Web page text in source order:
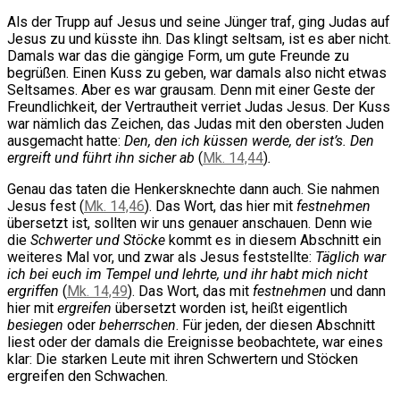
Als der Trupp auf Jesus und seine Jünger traf, ging Judas auf
Jesus zu und küsste ihn. Das klingt seltsam, ist es aber nicht.
Damals war das die gängige Form, um gute Freunde zu
begrüßen. Einen Kuss zu geben, war damals also nicht etwas
Seltsames. Aber es war grausam. Denn mit einer Geste der
Freundlichkeit, der Vertrautheit verriet Judas Jesus. Der Kuss
war nämlich das Zeichen, das Judas mit den obersten Juden
ausgemacht hatte: Den, den ich küssen werde, der ist’s. Den
ergreift und führt ihn sicher ab (Mk. 14,44).
Genau das taten die Henkersknechte dann auch. Sie nahmen
Jesus fest (Mk. 14,46). Das Wort, das hier mit festnehmen
übersetzt ist, sollten wir uns genauer anschauen. Denn wie
die Schwerter und Stöcke kommt es in diesem Abschnitt ein
weiteres Mal vor, und zwar als Jesus feststellte: Täglich war
ich bei euch im Tempel und lehrte, und ihr habt mich nicht
ergriffen (Mk. 14,49). Das Wort, das mit festnehmen und dann
hier mit ergreifen übersetzt worden ist, heißt eigentlich
besiegen oder beherrschen. Für jeden, der diesen Abschnitt
liest oder der damals die Ereignisse beobachtete, war eines
klar: Die starken Leute mit ihren Schwertern und Stöcken
ergreifen den Schwachen.